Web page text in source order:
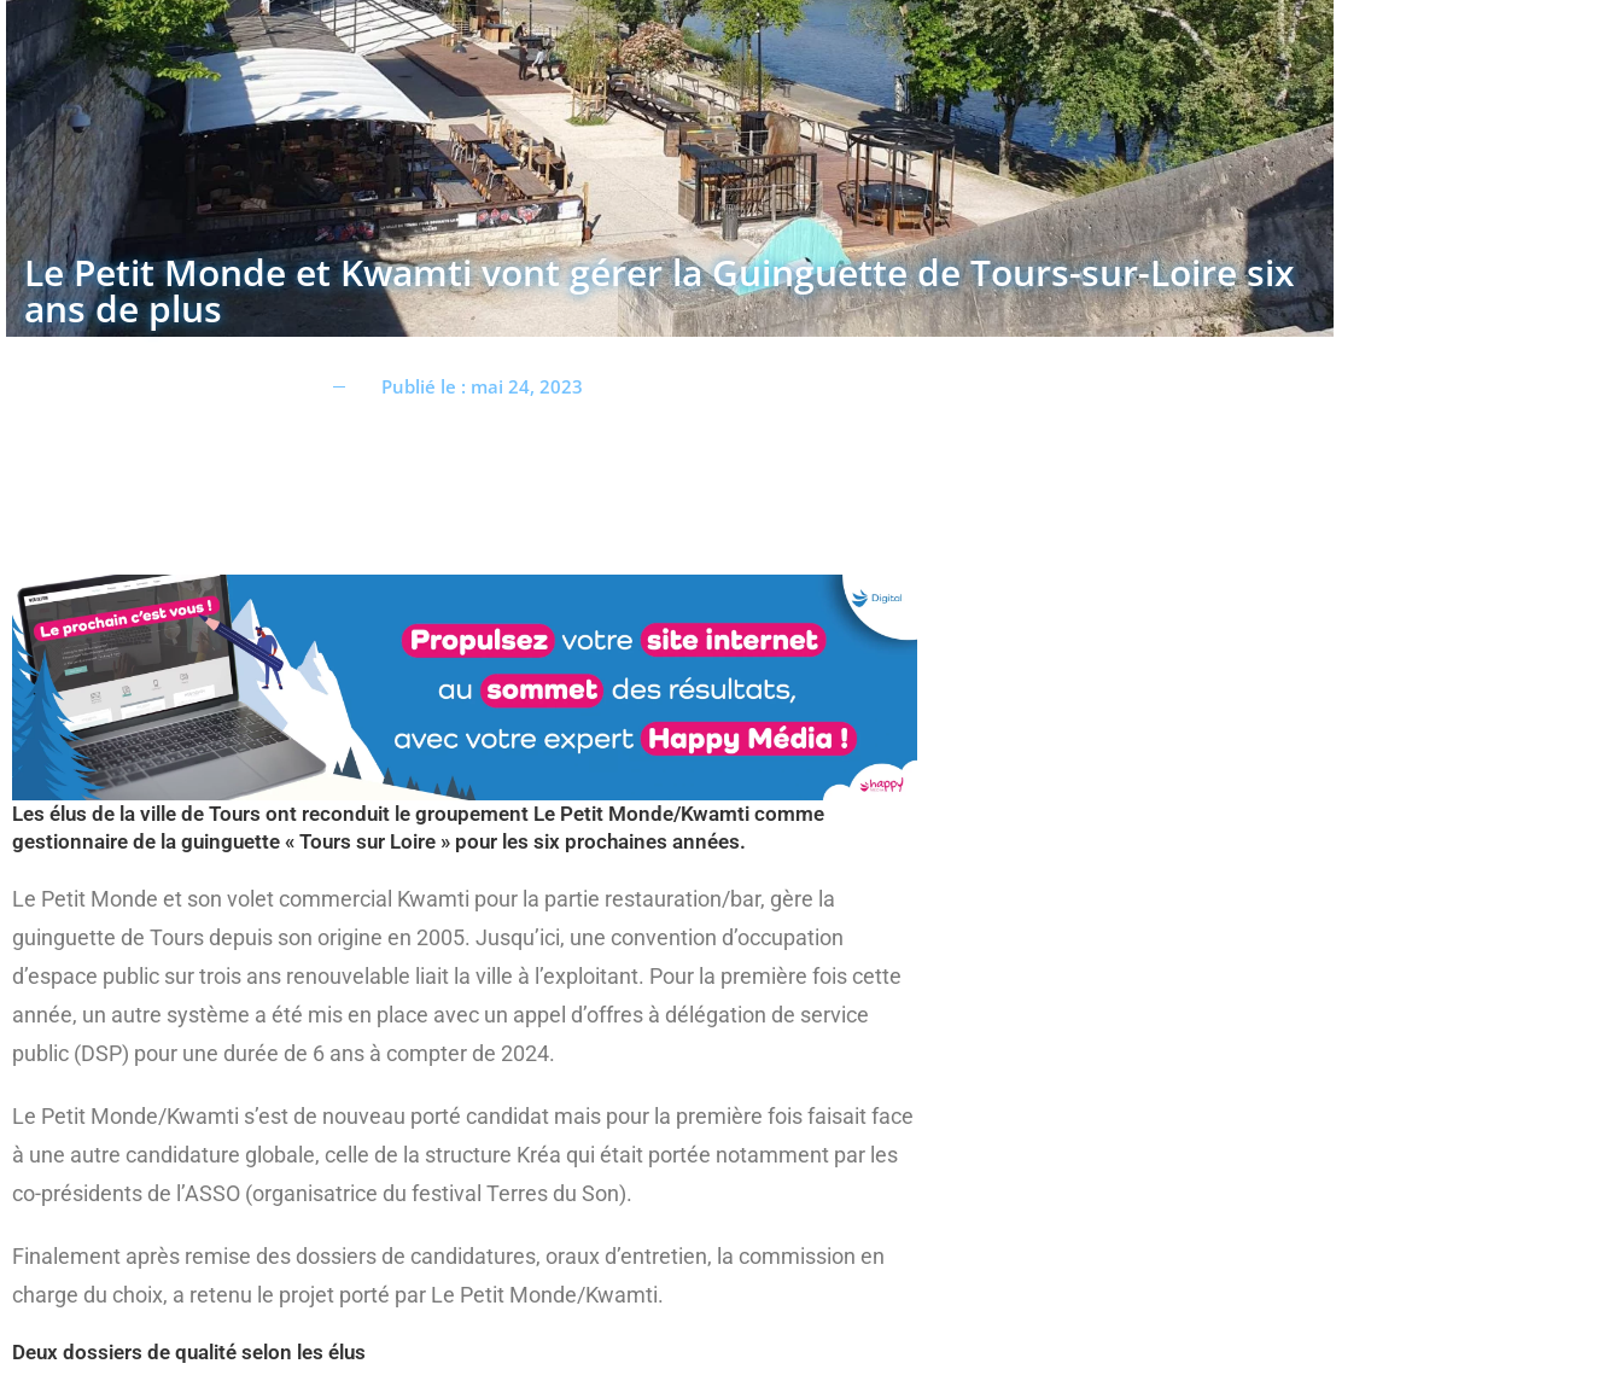
Le Petit Monde et Kwamti vont gérer la Guinguette de Tours-sur-Loire six
ans de plus
Publié le : mai 24, 2023
Les élus de la ville de Tours ont reconduit le groupement Le Petit Monde/Kwamti comme
gestionnaire de la guinguette « Tours sur Loire » pour les six prochaines années.
Le Petit Monde et son volet commercial Kwamti pour la partie restauration/bar, gère la
guinguette de Tours depuis son origine en 2005. Jusqu’ici, une convention d’occupation
d’espace public sur trois ans renouvelable liait la ville à l’exploitant. Pour la première fois cette
année, un autre système a été mis en place avec un appel d’offres à délégation de service
public (DSP) pour une durée de 6 ans à compter de 2024.
Le Petit Monde/Kwamti s’est de nouveau porté candidat mais pour la première fois faisait face
à une autre candidature globale, celle de la structure Kréa qui était portée notamment par les
co-présidents de l’ASSO (organisatrice du festival Terres du Son).
Finalement après remise des dossiers de candidatures, oraux d’entretien, la commission en
charge du choix, a retenu le projet porté par Le Petit Monde/Kwamti.
Deux dossiers de qualité selon les élus